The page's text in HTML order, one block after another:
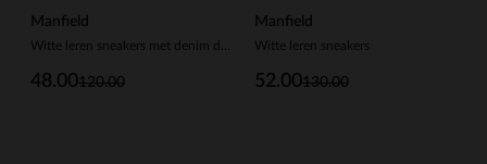
Manfield
120.00
48.00
Manfield
Witte leren sneakers
130.00
52.00